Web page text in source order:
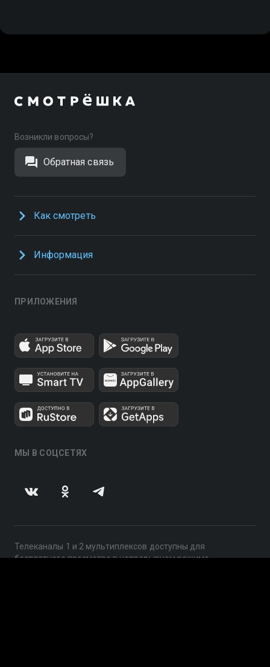
Возникли вопросы?
Обратная связь
Как смотреть
Информация
ПРИЛОЖЕНИЯ
МЫ В СОЦСЕТЯХ
Телеканалы 1 и 2 мультиплексов доступны для
бесплатного просмотра в непрерывном режиме,